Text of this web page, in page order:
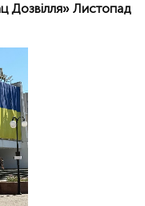
Дозвілля» Листопад